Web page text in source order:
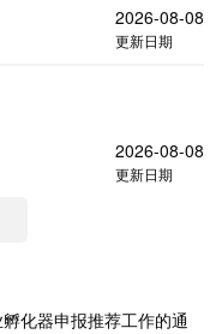
2026-08-08
更新日期
2026-08-08
更新日期
化器申报推荐工作的通